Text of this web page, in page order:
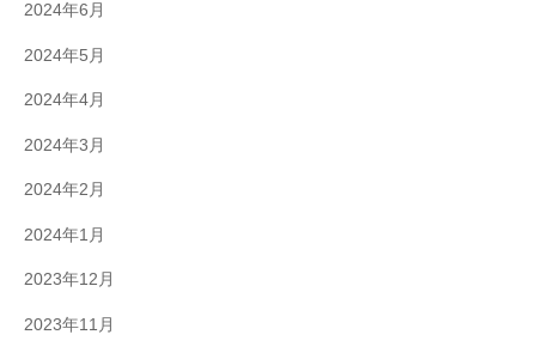
2024年6月
2024年5月
2024年4月
2024年3月
2024年2月
2024年1月
2023年12月
2023年11月